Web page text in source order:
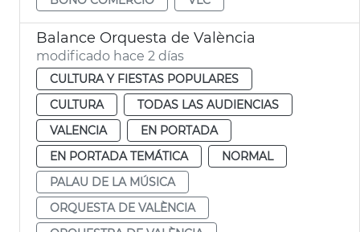
Balance Orquesta de València
modificado hace 2 días
CULTURA Y FIESTAS POPULARES
CULTURA
TODAS LAS AUDIENCIAS
VALENCIA
EN PORTADA
EN PORTADA TEMÁTICA
NORMAL
PALAU DE LA MÚSICA
ORQUESTA DE VALÈNCIA